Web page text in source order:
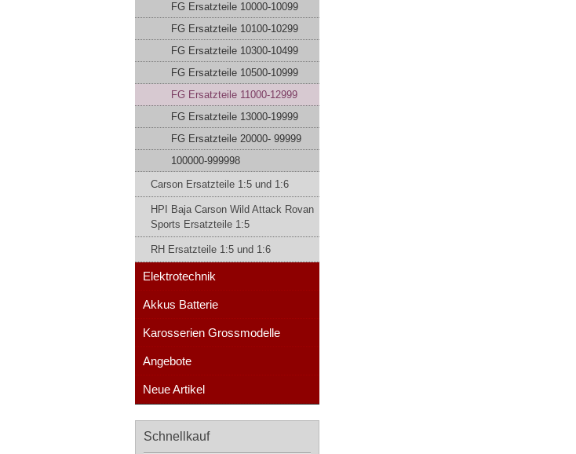
FG Ersatzteile 10000-10099
FG Ersatzteile 10100-10299
FG Ersatzteile 10300-10499
FG Ersatzteile 10500-10999
FG Ersatzteile 11000-12999
FG Ersatzteile 13000-19999
FG Ersatzteile 20000- 99999
100000-999998
Carson Ersatzteile 1:5 und 1:6
HPI Baja Carson Wild Attack Rovan
Sports Ersatzteile 1:5
RH Ersatzteile 1:5 und 1:6
Elektrotechnik
Akkus Batterie
Karosserien Grossmodelle
Angebote
Neue Artikel
Schnellkauf